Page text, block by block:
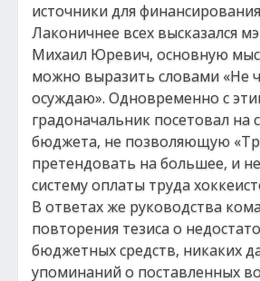
источники для
Лаконичнее всех высказался
Михаил Юревич, основную
можно выразить словами «Не
осуждаю». Одновременно с
градоначальник посетовал на
бюджета, не позволяющую
претендовать на большее, и
систему оплаты труда
В ответах же руководства
повторения тезиса о
бюджетных средств, никаких
упоминаний о поставленных